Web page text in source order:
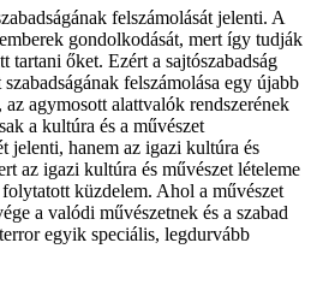
felszámolását jelenti. A
gondolkodását, mert így tudják
tartani őket. Ezért a sajtószabadság
felszámolása egy újabb
agymosott alattvalók rendszerének
a kultúra és a művészet
jelenti, hanem az igazi kultúra és
az igazi kultúra és művészet lételeme
folytatott küzdelem. Ahol a művészet
a valódi művészetnek és a szabad
egyik speciális, legdurvább